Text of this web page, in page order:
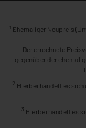
1 Ehemaliger Neupreis
Der errechnete
gegenüber der
2 Hierbei handelt es
3 Hierbei handelt es